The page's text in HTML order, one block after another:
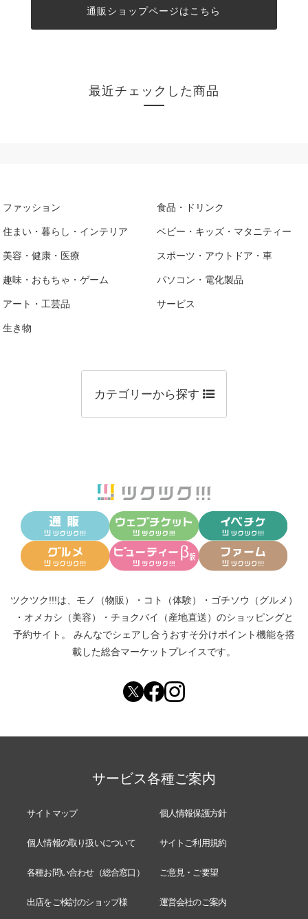
通販ショップページはこちら
最近チェックした商品
ファッション 食品・ドリンク
住まい・暮らし・インテリア ベビー・キッズ・マタニティー
美容・健康・医療 スポーツ・アウトドア・車
趣味・おもちゃ・ゲーム パソコン・電化製品
アート・工芸品 サービス
生き物
カテゴリーから探す
ツクツク!!!は、 モノ（物販） ・ コト（体験） ・ ゴチソウ（グルメ）
・ オメカシ（美容） ・ チョクバイ（産地直送） のショッピングと
予約サイト。
みんなでシェアし合う おすそ分けポイント機能を搭
載した総合マーケットプレイスです。
サービス各種ご案内
サイトマップ 個人情報保護方針
個人情報の取り扱いについて サイトご利用規約
各種お問い合わせ（総合窓口） ご意見・ご要望
出店をご検討のショップ様 運営会社のご案内